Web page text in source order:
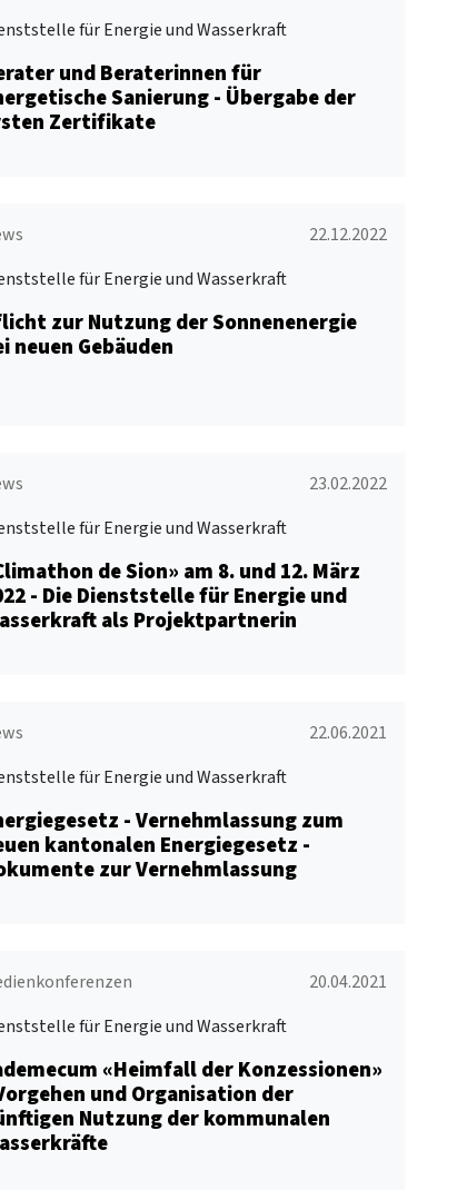
für Energie und Wasserkraft
und Beraterinnen für
Sanierung - Übergabe der
Zertifikate
22.12.2022
für Energie und Wasserkraft
zur Nutzung der Sonnenenergie
neuen Gebäuden
23.02.2022
für Energie und Wasserkraft
de Sion» am 8. und 12. März
- Die Dienststelle für Energie und
als Projektpartnerin
22.06.2021
für Energie und Wasserkraft
- Vernehmlassung zum
kantonalen Energiegesetz -
zur Vernehmlassung
20.04.2021
für Energie und Wasserkraft
«Heimfall der Konzessionen»
und Organisation der
Nutzung der kommunalen